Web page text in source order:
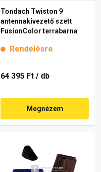
Tondach Twiston 9
antennakivezető szett
FusionColor terrabarna
Rendelésre
64 395 Ft / db
Megnézem